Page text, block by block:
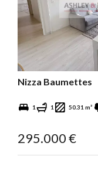
Nizza Baumettes
1 1 50.31 m²
295.000 €